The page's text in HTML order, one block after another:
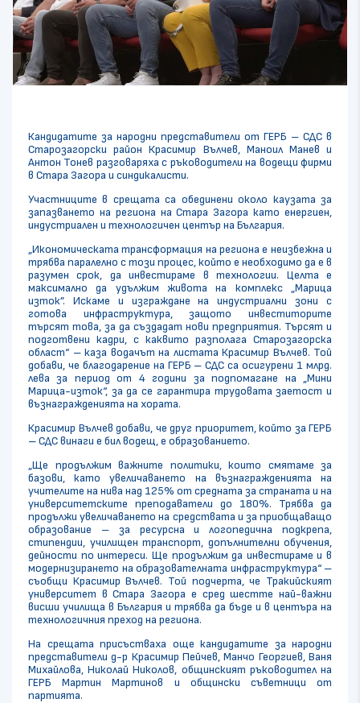
Кандидатите за народни представители от ГЕРБ – СДС в
Старозагорски район Красимир Вълчев, Маноил Манев и
Антон Тонев разговаряха с ръководители на водещи фирми
в Стара Загора и синдикалисти.
Участниците в срещата са обединени около каузата за
запазването на региона на Стара Загора като енергиен,
индустриален и технологичен център на България.
„Икономическата трансформация на региона е неизбежна и
трябва паралелно с този процес, който е необходимо да е в
разумен срок, да инвестираме в технологии. Целта е
максимално да удължим живота на комплекс „Марица
изток”. Искаме и изграждане на индустриални зони с
готова инфраструктура, защото инвеститорите
търсят това, за да създадат нови предприятия. Търсят и
подготвени кадри, с каквито разполага Старозагорска
област“ – каза водачът на листата Красимир Вълчев. Той
добави, че благодарение на ГЕРБ – СДС са осигурени 1 млрд.
лева за период от 4 години за подпомагане на „Мини
Марица-изток“, за да се гарантира трудовата заетост и
възнагражденията на хората.
Красимир Вълчев добави, че друг приоритет, който за ГЕРБ
– СДС винаги е бил водещ, е образованието.
„Ще продължим важните политики, които смятаме за
базови, като увеличаването на възнагражденията на
учителите на нива над 125% от средната за страната и на
университетските преподаватели до 180%. Трябва да
продължи увеличаването на средствата и за приобщаващо
образование – за ресурсна и логопедична подкрепа,
стипендии, училищен транспорт, допълнителни обучения,
дейности по интереси. Ще продължим да инвестираме и в
модернизирането на образователната инфраструктура“ –
съобщи Красимир Вълчев. Той подчерта, че Тракийският
университет в Стара Загора е сред шестте най-важни
висши училища в България и трябва да бъде и в центъра на
технологичния преход на региона.
На срещата присъстваха още кандидатите за народни
представители д-р Красимир Пейчев, Манчо Георгиев, Ваня
Михайлова, Николай Николов, общинският ръководител на
ГЕРБ Мартин Мартинов и общински съветници от
партията.